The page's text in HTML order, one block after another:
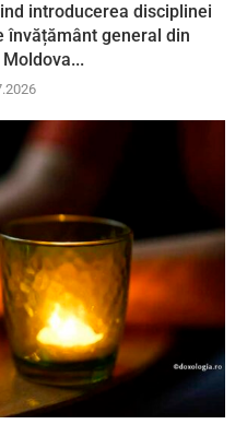
introducerea disciplinei
învățământ general din
Moldova...